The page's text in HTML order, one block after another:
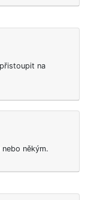
na
někým.